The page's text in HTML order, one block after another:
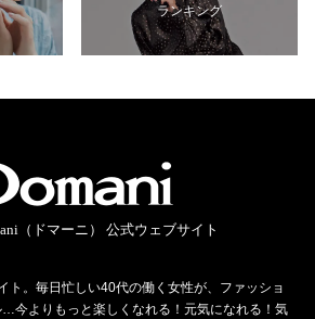
ランキング
（ドマーニ） 公式ウェブサイト
ト。毎日忙しい40代の働く女性が、ファッショ
今よりもっと楽しくなれる！元気になれる！気